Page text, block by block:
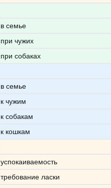
в семье
при чужих
при собаках
в семье
к чужим
к собакам
к кошкам
успокаиваемость
требование ласки